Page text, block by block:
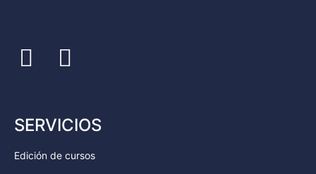
SERVICIOS
Edición de cursos